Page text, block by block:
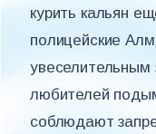
курить кальян
полицейские
увеселительным
любителей
соблюдают